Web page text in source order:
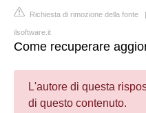
Richiesta di rimozione della fonte
ilsoftware.it
Come recuperare
L'autore di questa
di questo contenuto.